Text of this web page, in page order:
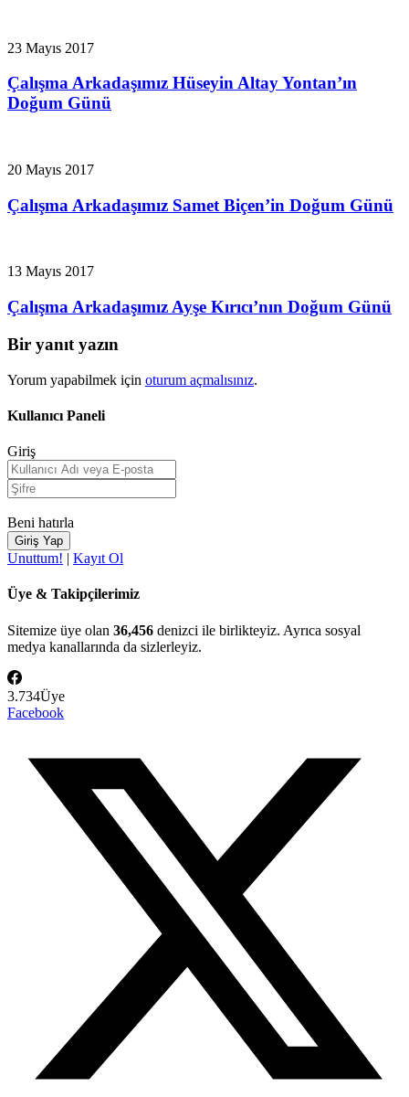
23 Mayıs 2017
Çalışma Arkadaşımız Hüseyin Altay Yontan’ın
Doğum Günü
20 Mayıs 2017
Çalışma Arkadaşımız Samet Biçen’in Doğum Günü
13 Mayıs 2017
Çalışma Arkadaşımız Ayşe Kırıcı’nın Doğum Günü
Bir yanıt yazın
Yorum yapabilmek için oturum açmalısınız.
Kullanıcı Paneli
Giriş
Beni hatırla
Unuttum! | Kayıt Ol
Üye & Takipçilerimiz
Sitemize üye olan 36,456 denizci ile birlikteyiz. Ayrıca sosyal
medya kanallarında da sizlerleyiz.
3.734Üye
Facebook